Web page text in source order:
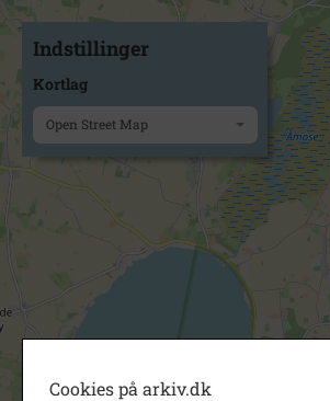
Indstillinger
Kortlag
Open Street Map
Cookies på arkiv.dk